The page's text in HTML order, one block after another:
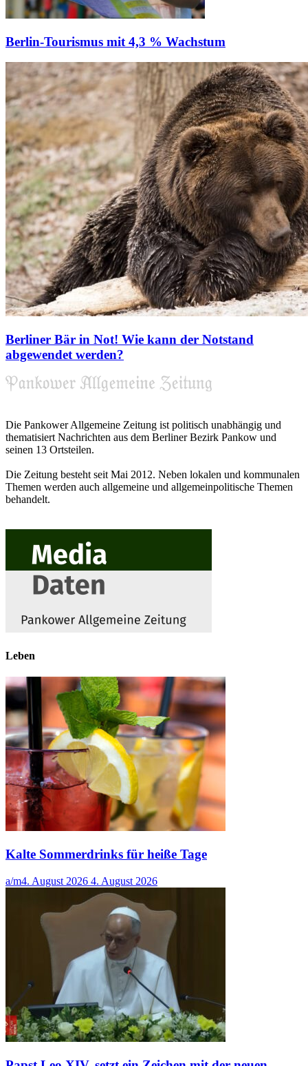
Berlin-Tourismus mit 4,3 % Wachstum
Berliner Bär in Not! Wie kann der Notstand
abgewendet werden?
Die Pankower Allgemeine Zeitung ist politisch unabhängig und
thematisiert Nachrichten aus dem Berliner Bezirk Pankow und
seinen 13 Ortsteilen.
Die Zeitung besteht seit Mai 2012. Neben lokalen und kommunalen
Themen werden auch allgemeine und allgemeinpolitische Themen
behandelt.
Leben
Kalte Sommerdrinks für heiße Tage
a/m4. August 2026 4. August 2026